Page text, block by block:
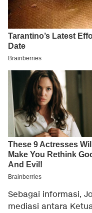
Sebagai informasi,
mediasi antara